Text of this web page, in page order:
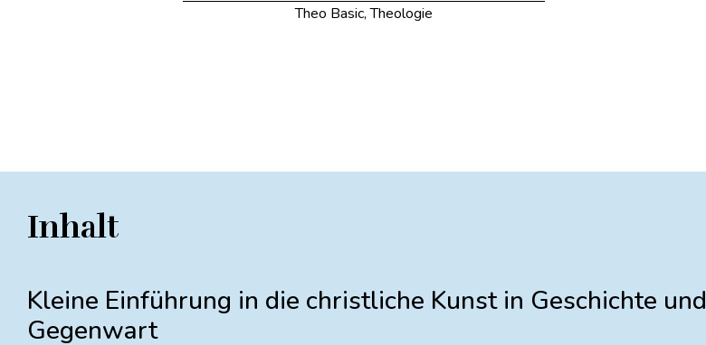
Theo Basic,Theologie
Inhalt
Kleine Einführung in die christliche Kunst in Geschichte und
Gegenwart